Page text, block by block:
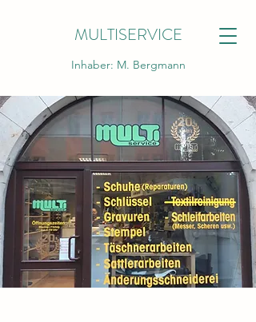
MULTISERVICE
Inhaber: M. Bergmann